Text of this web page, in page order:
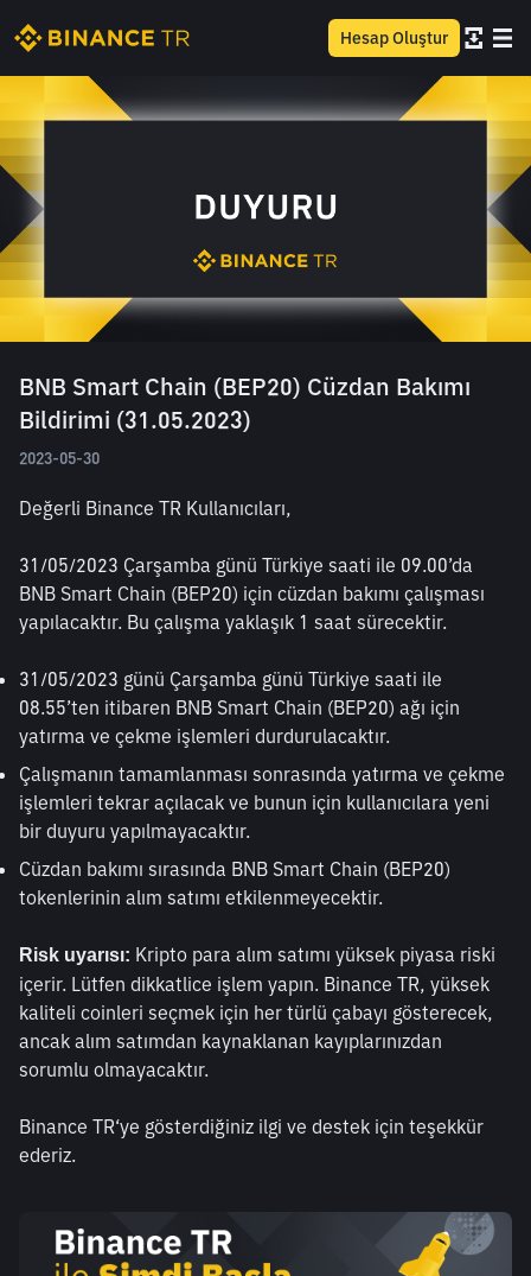
Hesap Oluştur
BNB Smart Chain (BEP20) Cüzdan Bakımı
Bildirimi (31.05.2023)
2023-05-30
Değerli Binance TR Kullanıcıları,
31/05/2023 Çarşamba günü Türkiye saati ile 09.00’da
BNB Smart Chain (BEP20) için cüzdan bakımı çalışması
yapılacaktır. Bu çalışma yaklaşık 1 saat sürecektir.
31/05/2023 günü Çarşamba günü Türkiye saati ile
08.55’ten itibaren BNB Smart Chain (BEP20) ağı için
yatırma ve çekme işlemleri durdurulacaktır.
Çalışmanın tamamlanması sonrasında yatırma ve çekme
işlemleri tekrar açılacak ve bunun için kullanıcılara yeni
bir duyuru yapılmayacaktır.
Cüzdan bakımı sırasında BNB Smart Chain (BEP20)
tokenlerinin alım satımı etkilenmeyecektir.
Risk uyarısı: Kripto para alım satımı yüksek piyasa riski
içerir. Lütfen dikkatlice işlem yapın. Binance TR, yüksek
kaliteli coinleri seçmek için her türlü çabayı gösterecek,
ancak alım satımdan kaynaklanan kayıplarınızdan
sorumlu olmayacaktır.
Binance TR‘ye gösterdiğiniz ilgi ve destek için teşekkür
ederiz.